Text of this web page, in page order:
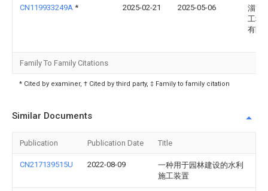
CN119933249A * 2025-02-21 2025-05-06
淄博
工程
有限
Family To Family Citations
* Cited by examiner, † Cited by third party, ‡ Family to family citation
Similar Documents
Publication Publication Date Title
CN217139515U 2022-08-09
一种用于园林建设的水利
施工装置